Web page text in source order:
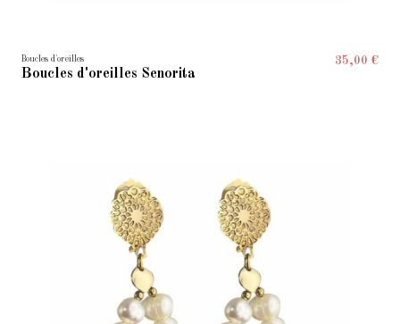
Boucles d'oreilles
Boucles d'oreilles Senorita
35,00 €